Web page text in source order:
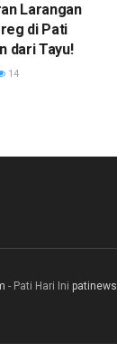
Larangan
di Pati
dari Tayu!
14
- Pati Hari Ini patinews